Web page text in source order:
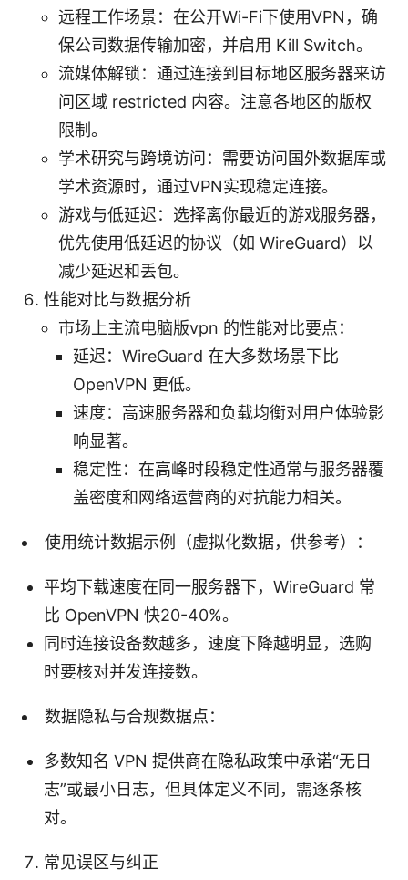
远程工作场景：在公开Wi-Fi下使用VPN，确
保公司数据传输加密，并启用 Kill Switch。
流媒体解锁：通过连接到目标地区服务器来访
问区域 restricted 内容。注意各地区的版权
限制。
学术研究与跨境访问：需要访问国外数据库或
学术资源时，通过VPN实现稳定连接。
游戏与低延迟：选择离你最近的游戏服务器，
优先使用低延迟的协议（如 WireGuard）以
减少延迟和丢包。
性能对比与数据分析
市场上主流电脑版vpn 的性能对比要点：
延迟：WireGuard 在大多数场景下比
OpenVPN 更低。
速度：高速服务器和负载均衡对用户体验影
响显著。
稳定性：在高峰时段稳定性通常与服务器覆
盖密度和网络运营商的对抗能力相关。
使用统计数据示例（虚拟化数据，供参考）：
平均下载速度在同一服务器下，WireGuard 常
比 OpenVPN 快20-40%。
同时连接设备数越多，速度下降越明显，选购
时要核对并发连接数。
数据隐私与合规数据点：
多数知名 VPN 提供商在隐私政策中承诺“无日
志”或最小日志，但具体定义不同，需逐条核
对。
常见误区与纠正